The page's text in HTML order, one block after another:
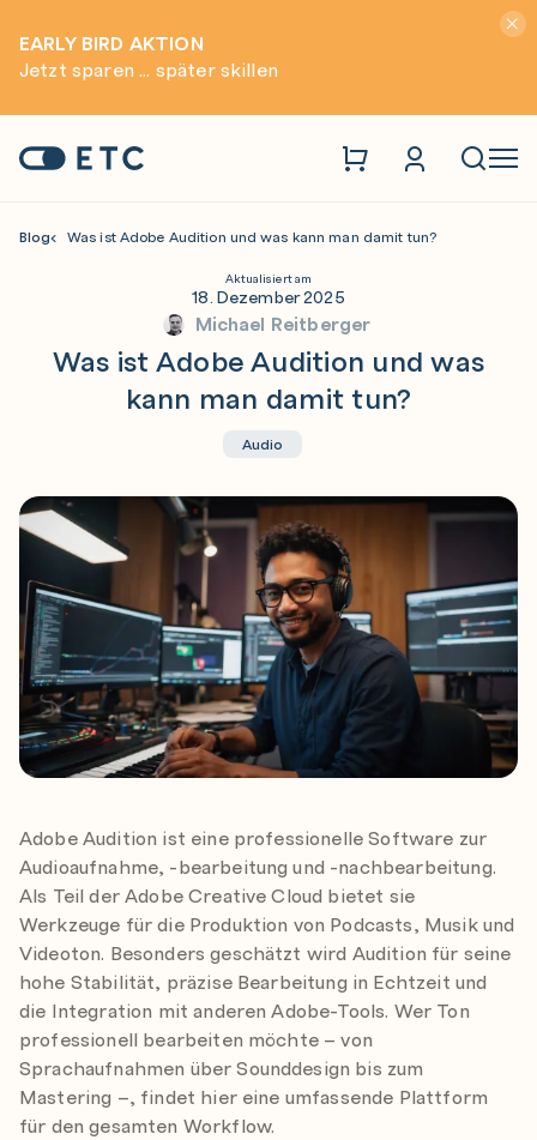
EARLY BIRD AKTION
Jetzt sparen ... später skillen
Startseite: ETC
Blog Was ist Adobe Audition und was kann man damit tun?
Aktualisiert am
18. Dezember 2025
Michael Reitberger
Was ist Adobe Audition und was
kann man damit tun?
Audio
Adobe Audition ist eine professionelle Software zur
Audioaufnahme, -bearbeitung und -nachbearbeitung.
Als Teil der Adobe Creative Cloud bietet sie
Werkzeuge für die Produktion von Podcasts, Musik und
Videoton. Besonders geschätzt wird Audition für seine
hohe Stabilität, präzise Bearbeitung in Echtzeit und
die Integration mit anderen Adobe-Tools. Wer Ton
professionell bearbeiten möchte – von
Sprachaufnahmen über Sounddesign bis zum
Mastering –, findet hier eine umfassende Plattform
für den gesamten Workflow.